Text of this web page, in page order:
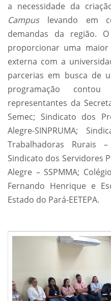
a necessidade da
Campuslevando em
demandas da região.
proporcionar uma
externa com a
parcerias em busca de
programação
representantes da
Semec; Sindicato dos
Alegre-SINPRUMA;
Trabalhadoras Rurais
Sindicato dos Servidores
Alegre – SSPMMA;
Fernando Henrique e
Estado do Pará-EETEPA.